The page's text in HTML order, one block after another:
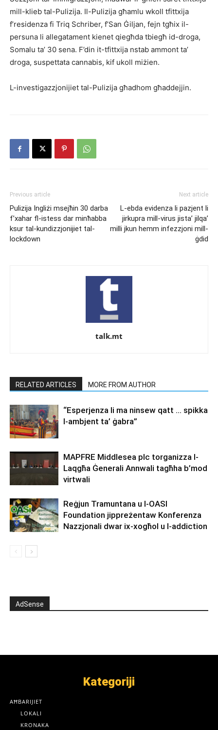
mill-klieb tal-Pulizija. Il-Pulizija għamlu wkoll tfittxija
f’residenza fi Triq Schriber, f’San Ġiljan, fejn tgħix il-
persuna li allegatament kienet qiegħda tbiegħ id-droga,
Somalu ta’ 30 sena. F’din it-tfittxija nstab ammont ta’
droga, suspettata cannabis, kif ukoll miżien.
L-investigazzjonijiet tal-Pulizija għadhom għaddejjin.
Previous article
Pulizija Ingliżi msejħin 30 darba
f’xahar fl-istess dar minħabba
ksur tal-kundizzjonijiet tal-
lockdown
Next article
L-ebda evidenza li pazjent li
jirkupra mill-virus jista’ jilqa’
milli jkun hemm infezzjoni mill-
ġdid
talk.mt
RELATED ARTICLES MORE FROM AUTHOR
“Esperjenza li ma ninsew qatt … spikka
l-ambjent ta’ ġabra”
MAPFRE Middlesea plc torganizza l-
Laqgħa Ġenerali Annwali tagħha b’mod
virtwali
Reġjun Tramuntana u l-OASI
Foundation jippreżentaw Konferenza
Nazzjonali dwar ix-xogħol u l-addiction
AdSense
Kategoriji
AĦBARIJIET
LOKALI
KRONAKA